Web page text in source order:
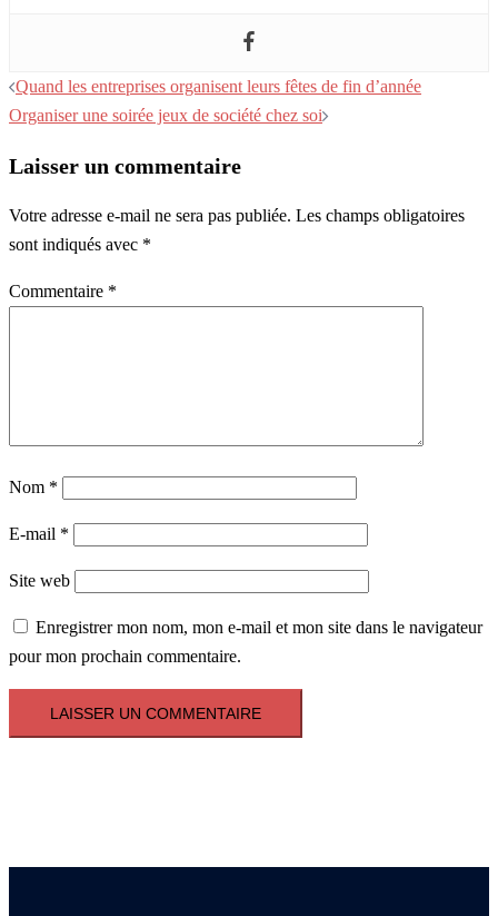
Navigation
d’article
Quand les entreprises organisent leurs fêtes de fin d’année
Organiser une soirée jeux de société chez soi
Laisser un commentaire
Votre adresse e-mail ne sera pas publiée. Les champs obligatoires
sont indiqués avec *
Commentaire *
Nom *
E-mail *
Site web
Enregistrer mon nom, mon e-mail et mon site dans le navigateur
pour mon prochain commentaire.